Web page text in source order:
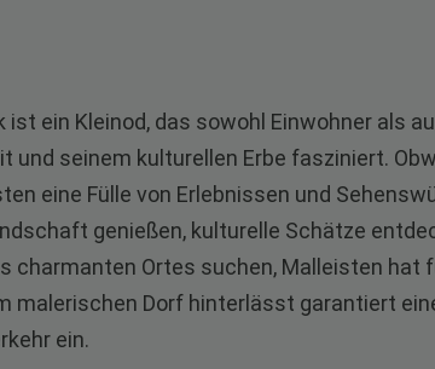
ist ein Kleinod, das sowohl Einwohner als
und seinem kulturellen Erbe fasziniert.
eine Fülle von Erlebnissen und
genießen, kulturelle Schätze
charmanten Ortes suchen, Malleisten hat
malerischen Dorf hinterlässt garantiert
ein.